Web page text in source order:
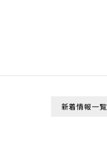
新着情報一覧